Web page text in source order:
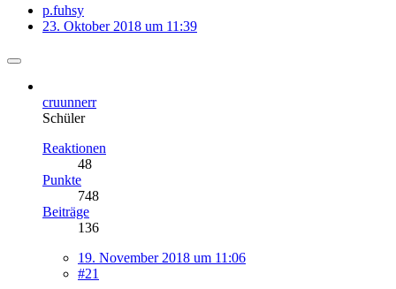
p.fuhsy
23. Oktober 2018 um 11:39
cruunnerr
Schüler
Reaktionen
48
Punkte
748
Beiträge
136
19. November 2018 um 11:06
#21